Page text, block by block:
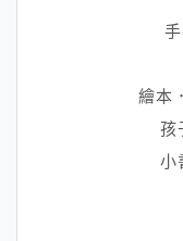
繪本
孩
小